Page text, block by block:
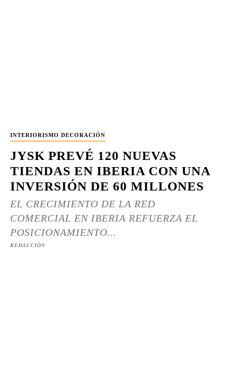
INTERIORISMO DECORACIÓN
JYSK PREVÉ 120 NUEVAS
TIENDAS EN IBERIA CON UNA
INVERSIÓN DE 60 MILLONES
EL CRECIMIENTO DE LA RED
COMERCIAL EN IBERIA REFUERZA EL
POSICIONAMIENTO...
REDACCIÓN